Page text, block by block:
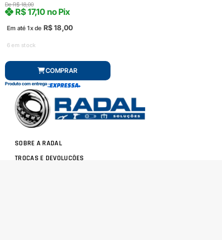
DeR$18,00
Em até 1x de R$18,00
R$17,10 no Pix
6 em stock
COMPRAR
Produto com entrega
SOBRE A RADAL
TROCAS E DEVOLUÇÕES